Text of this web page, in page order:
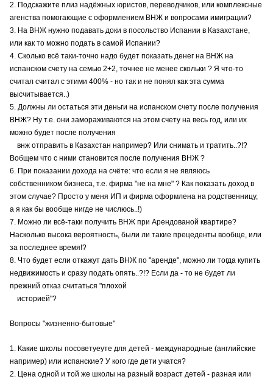
2. Подскажите плиз надёжных юристов, переводчиков, или комплексные
агенства помогающие с оформлением ВНЖ и вопросами имиграции?
3. На ВНЖ нужно подавать доки в посольство Испании в Казахстане,
или как то можно подать в самой Испании?
4. Сколько всё таки-точно надо будет показать денег на ВНЖ на
испанском счету на семью 2+2, точнее не менее скольки ? Я что-то
считал считал с этими 400% - но так и не понял как эта сумма
высчитывается..)
5. Должны ли остаться эти деньги на испанском счету после получения
ВНЖ? Ну т.е. они замораживаются на этом счету на весь год, или их
можно будет после получения
внж отправить в Казахстан например? Или снимать и тратить..?!?
Вобщем что с ними становится после получения ВНЖ ?
6. При показании дохода на счёте: что если я не являюсь
собственником бизнеса, т.е. фирма "не на мне" ? Как показать доход в
этом случае? Просто у меня ИП и фирма оформлена на родственницу,
а я как бы вообще нигде не числюсь..!)
7. Можно ли всё-таки получить ВНЖ при Арендованой квартире?
Насколько высока вероятность, были ли такие прецеденты вообще, или
за последнее время!?
8. Что будет если откажут дать ВНЖ по "аренде", можно ли тогда купить
недвижимость и сразу подать опять..?!? Если да - то не будет ли
прежний отказ считаться "плохой
историей"?
Вопросы "жизненно-бытовые"
1. Какие школы посоветуеуте для детей - международные (английские
например) или испанские? У кого где дети учатся?
2. Цена одной и той же школы на разный возраст детей - разная или